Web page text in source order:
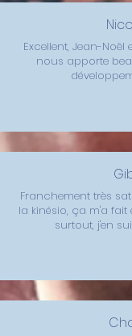
Excellent, Jean-
nous apporte
Franchement très
la kinésio, ça m'a fait
surtout, j'en